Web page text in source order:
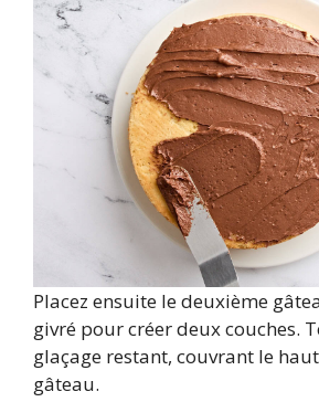
Placez ensuite le deuxième
givré pour créer deux couches.
glaçage restant, couvrant le
gâteau.